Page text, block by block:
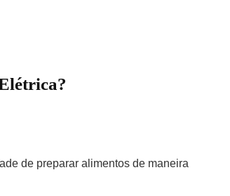
de preparar alimentos de maneira